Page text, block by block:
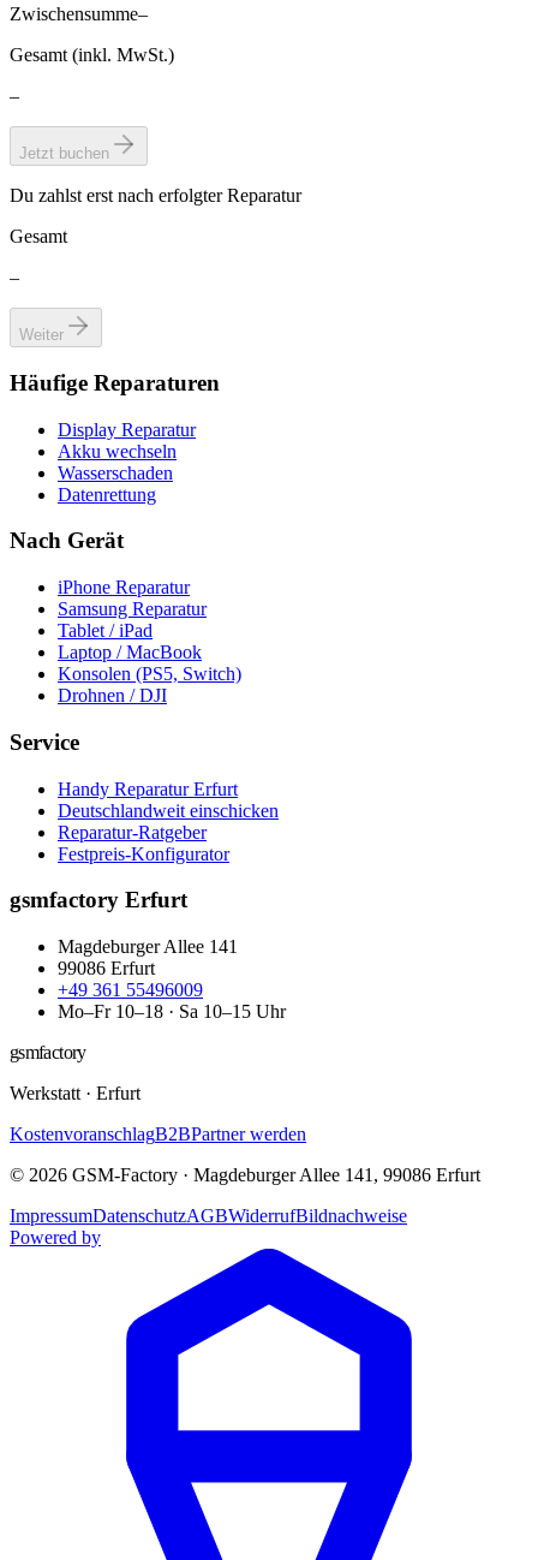
Zwischensumme–
Gesamt (inkl. MwSt.)
–
Jetzt buchen
Du zahlst erst nach erfolgter Reparatur
Gesamt
–
Weiter
Häufige Reparaturen
Display Reparatur
Akku wechseln
Wasserschaden
Datenrettung
Nach Gerät
iPhone Reparatur
Samsung Reparatur
Tablet / iPad
Laptop / MacBook
Konsolen (PS5, Switch)
Drohnen / DJI
Service
Handy Reparatur Erfurt
Deutschlandweit einschicken
Reparatur-Ratgeber
Festpreis-Konfigurator
gsmfactory Erfurt
Magdeburger Allee 141
99086 Erfurt
+49 361 55496009
Mo–Fr 10–18 · Sa 10–15 Uhr
gsmfactory
Werkstatt · Erfurt
KostenvoranschlagB2BPartner werden
© 2026 GSM-Factory · Magdeburger Allee 141 , 99086 Erfurt
ImpressumDatenschutzAGBWiderrufBildnachweise
Powered by